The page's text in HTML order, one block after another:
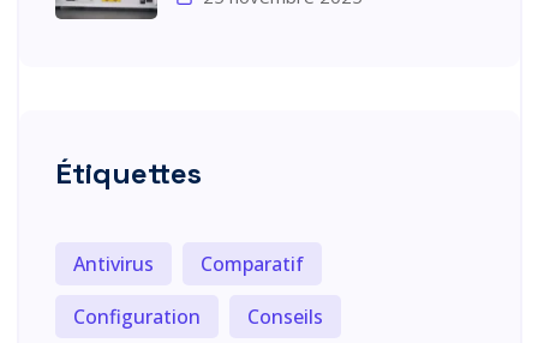
Étiquettes
Antivirus
Comparatif
Configuration
Conseils